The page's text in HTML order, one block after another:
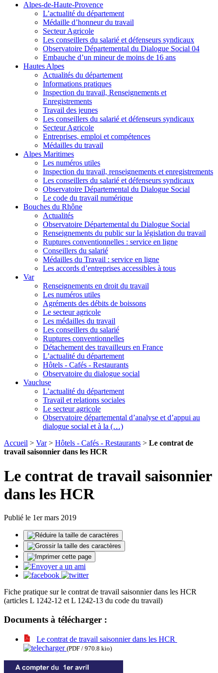
Alpes-de-Haute-Provence
L’actualité du département
Médaille d’honneur du travail
Secteur Agricole
Les conseillers du salarié et défenseurs syndicaux
Observatoire Départemental du Dialogue Social 04
Embauche d’un mineur de moins de 16 ans
Hautes Alpes
Actualités du département
Informations pratiques
Inspection du travail, Renseignements et
Enregistrements
Travail des jeunes
Les conseillers du salarié et défenseurs syndicaux
Secteur Agricole
Entreprises, emploi et compétences
Médailles du travail
Alpes Maritimes
Les numéros utiles
Inspection du travail, renseignements et enregistrements
Les conseillers du salarié et défenseurs syndicaux
Observatoire Départemental du Dialogue Social
Le code du travail numérique
Bouches du Rhône
Actualités
Observatoire Départemental du Dialogue Social
Renseignements du public sur la législation du travail
Ruptures conventionnelles : service en ligne
Conseillers du salarié
Médailles du Travail : service en ligne
Les accords d’entreprises accessibles à tous
Var
Renseignements en droit du travail
Les numéros utiles
Agréments des débits de boissons
Le secteur agricole
Les médailles du travail
Les conseillers du salarié
Ruptures conventionnelles
Détachement des travailleurs en France
L’actualité du département
Hôtels - Cafés - Restaurants
Observatoire du dialogue social
Vaucluse
L’actualité du département
Travail et relations sociales
Le secteur agricole
Observatoire départemental d’analyse et d’appui au
dialogue social et à la (…)
Accueil > Var> Hôtels - Cafés - Restaurants > Le contrat de
travail saisonnier dans les HCR
Le contrat de travail saisonnier
dans les HCR
Publié le 1er mars 2019
Fiche pratique sur le contrat de travail saisonnier dans les HCR
(articles L 1242-12 et L 1242-13 du code du travail)
Documents à télécharger :
Le contrat de travail saisonnier dans les HCR
(PDF / 970.8 kio)